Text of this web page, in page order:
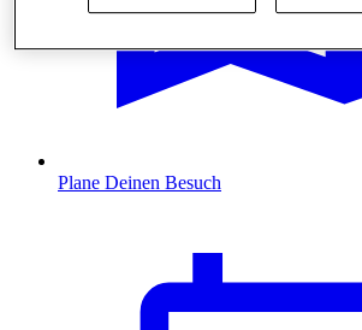
Plane Deinen Besuch